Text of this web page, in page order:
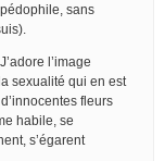
sans
l’image
sexualité qui en est
fleurs
habile, se
s’égarent